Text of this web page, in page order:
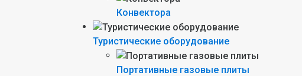
Конвектора
Туристические оборудование
Портативные газовые плиты